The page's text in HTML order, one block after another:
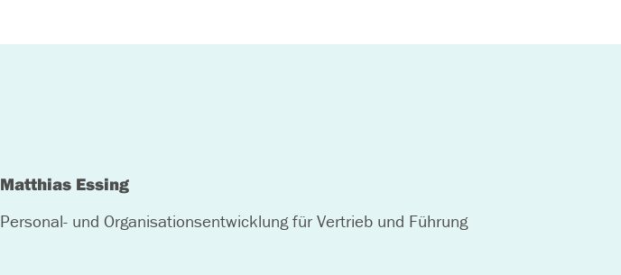
Matthias Essing
Personal- und Organisationsentwicklung für Vertrieb und Führung